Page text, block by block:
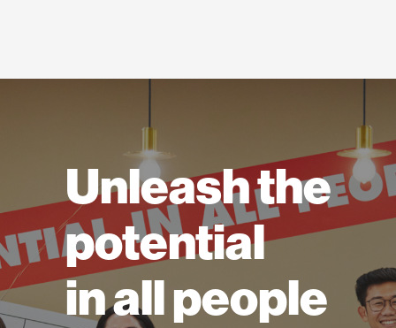
Unleash the
potential
in all people